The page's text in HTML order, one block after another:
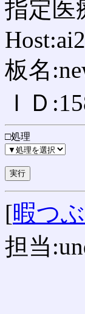
指定医
板名
ＩＤ
□処理
[暇つ
担当